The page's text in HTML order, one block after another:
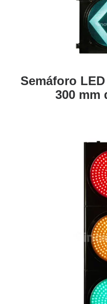
Semáforo
300 mm